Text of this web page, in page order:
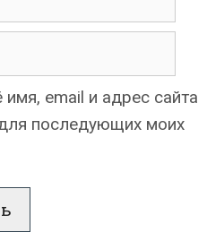
email и адрес сайта
последующих моих